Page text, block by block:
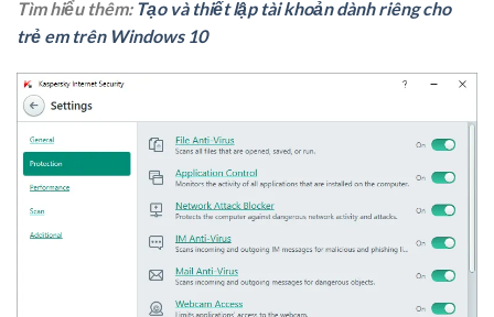
Tìm hiểu thêm: Tạo và thiết lập tài khoản dành riêng cho
trẻ em trên Windows 10